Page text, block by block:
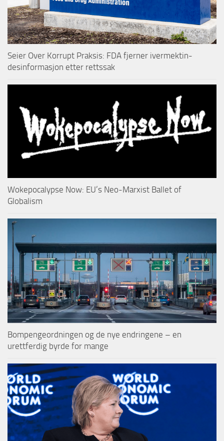
Seier Over Korrupt Praksis: FDA fjerner ivermektin-
desinformasjon etter rettssak
Wokepocalypse Now: EU’s Neo-Marxist Ballet of
Globalism
Bompengeordningen og de nye endringene – en
urettferdig byrde for mange